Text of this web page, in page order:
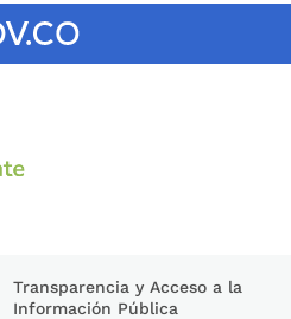
Transparencia y Acceso a la
Información Pública